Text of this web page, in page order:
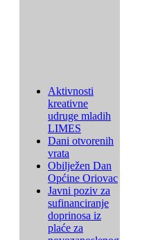
Aktivnosti
kreativne
udruge mladih
LIMES
Dani otvorenih
vrata
Obilježen Dan
Općine Oriovac
Javni poziv za
sufinanciranje
doprinosa iz
plaće za